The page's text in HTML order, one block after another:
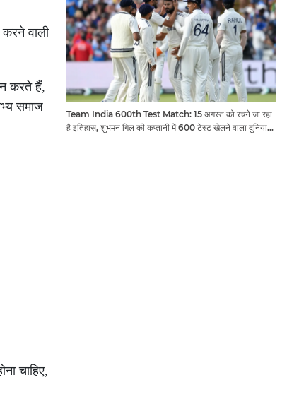
वाली
करते हैं,
समाज
चाहिए,
Team India 600th Test Match: 15 अगस्त को रचने जा रहा
है इतिहास, शुभमन गिल की कप्तानी में 600 टेस्ट खेलने वाला दुनिया